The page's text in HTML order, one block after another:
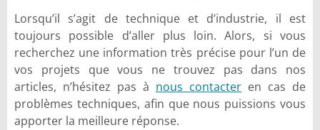
Lorsqu’il s’agit de technique et d’industrie, il est
toujours possible d’aller plus loin. Alors, si vous
recherchez une information très précise pour l’un de
vos projets que vous ne trouvez pas dans nos
articles, n’hésitez pas à nous contacter en cas de
problèmes techniques, afin que nous puissions vous
apporter la meilleure réponse.